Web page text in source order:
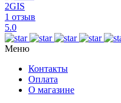
2GIS
1 отзыв
5.0
Меню
Контакты
Оплата
О магазине